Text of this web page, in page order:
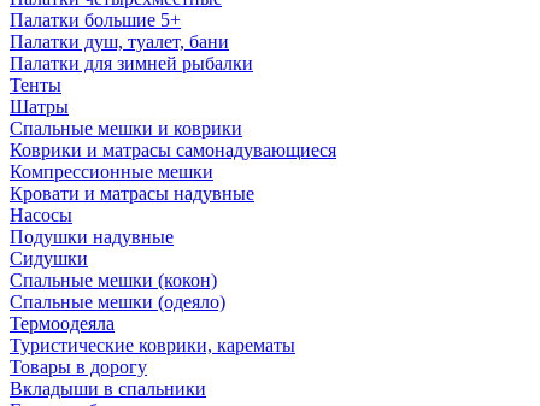
Палатки большие 5+
Палатки душ, туалет, бани
Палатки для зимней рыбалки
Тенты
Шатры
Спальные мешки и коврики
Коврики и матрасы самонадувающиеся
Компрессионные мешки
Кровати и матрасы надувные
Насосы
Подушки надувные
Сидушки
Спальные мешки (кокон)
Спальные мешки (одеяло)
Термоодеяла
Туристические коврики, карематы
Товары в дорогу
Вкладыши в спальники